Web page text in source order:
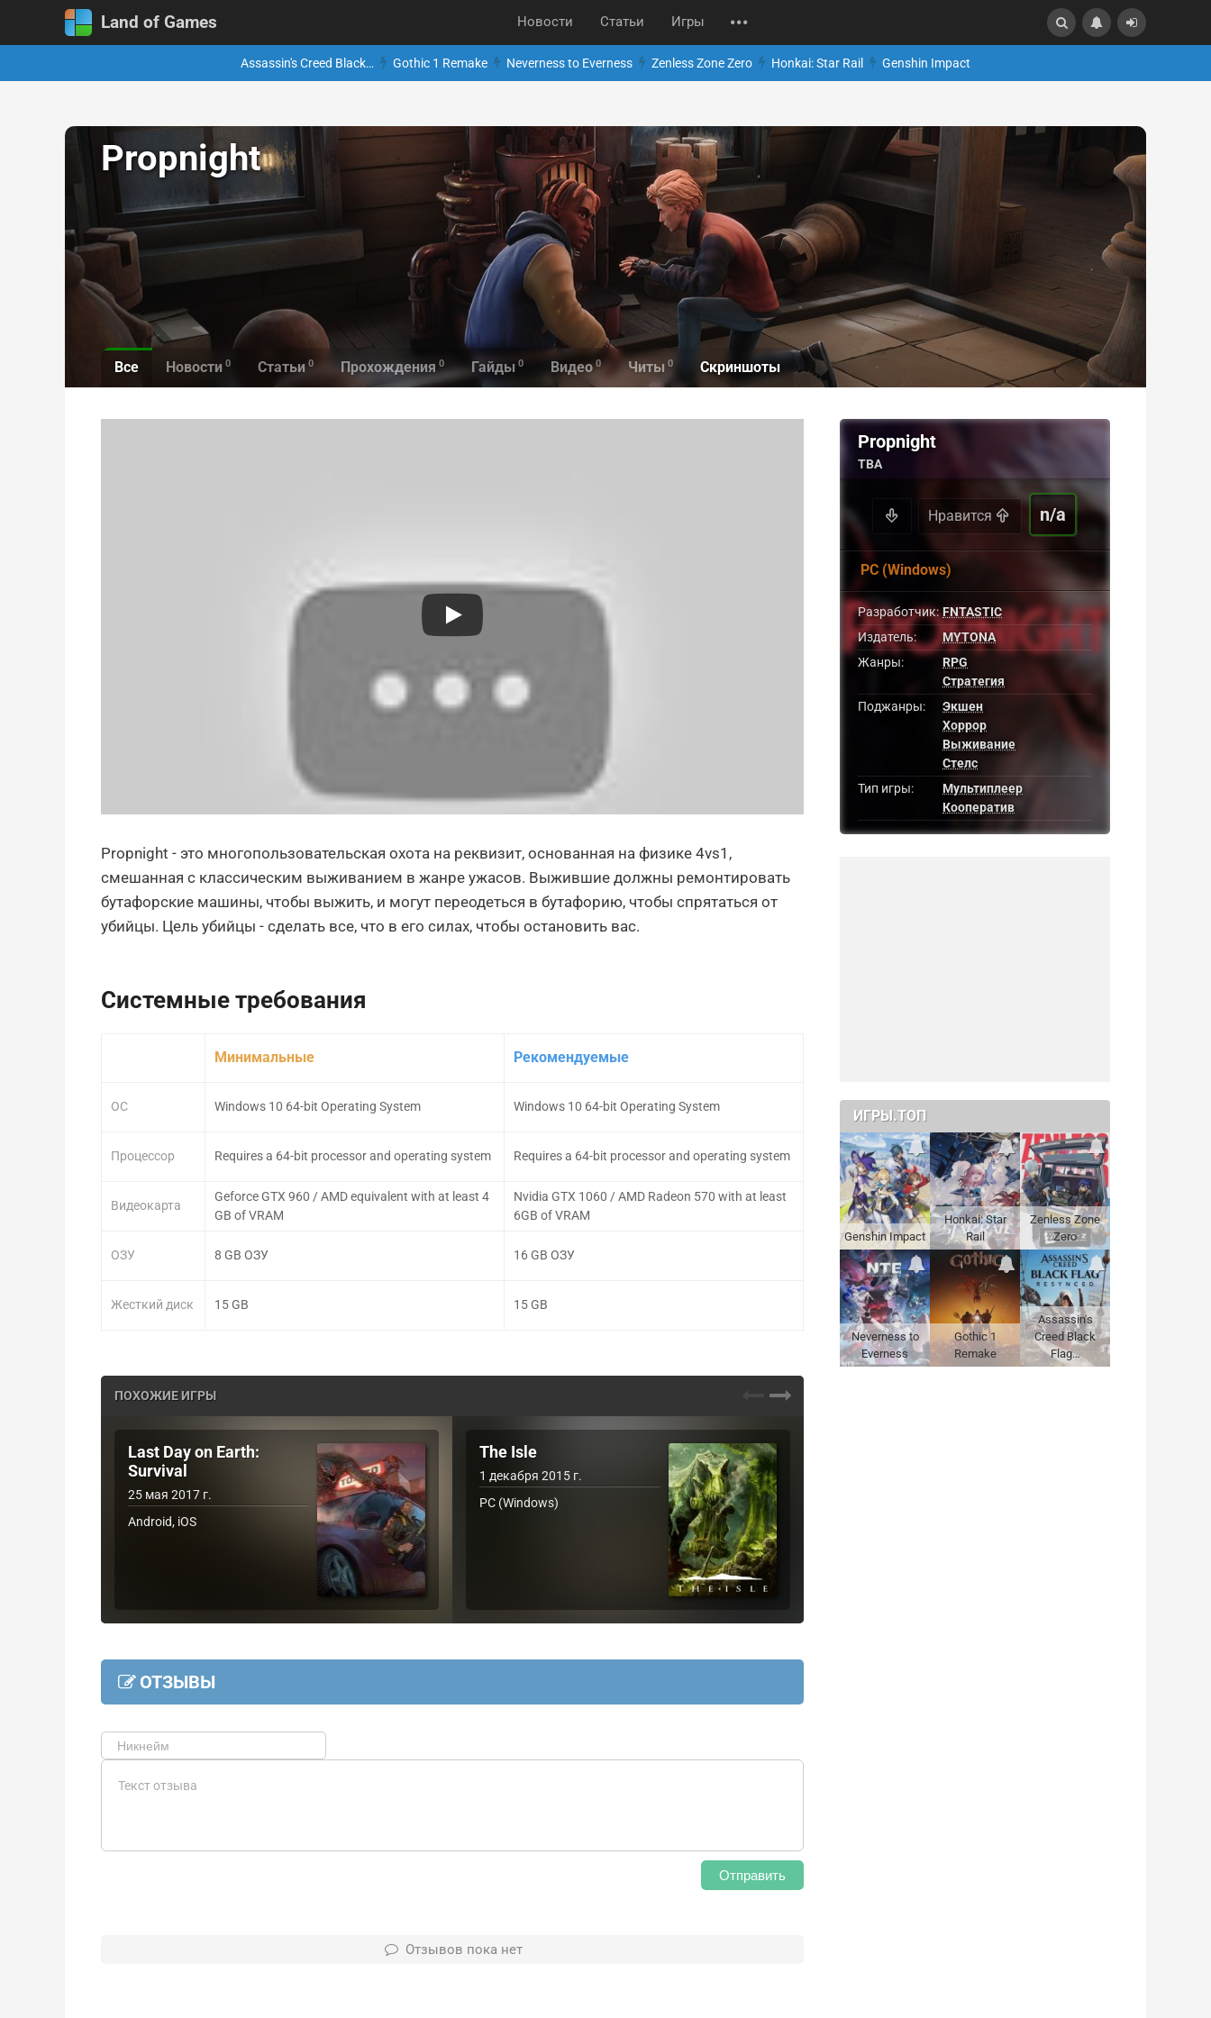
Land of Games Новости Статьи Игры
Assassin's Creed Black… Gothic 1 Remake Neverness to Everness Zenless Zone Zero Honkai: Star Rail Genshin Impact
Propnight
Все Новости 0 Статьи 0 Прохождения 0 Гайды 0 Видео 0 Читы 0 Скриншоты
Propnight - это многопользовательская охота на реквизит, основанная на физике 4vs1,
смешанная с классическим выживанием в жанре ужасов. Выжившие должны ремонтировать
бутафорские машины, чтобы выжить, и могут переодеться в бутафорию, чтобы спрятаться от
убийцы. Цель убийцы - сделать все, что в его силах, чтобы остановить вас.
Системные требования
ОС
Процессор
Видеокарта
ОЗУ
Жесткий диск
Минимальные
Windows 10 64-bit Operating System
Requires a 64-bit processor and operating system
Geforce GTX 960 / AMD equivalent with at least 4
GB of VRAM
8 GB ОЗУ
15 GB
Рекомендуемые
Windows 10 64-bit Operating System
Requires a 64-bit processor and operating system
Nvidia GTX 1060 / AMD Radeon 570 with at least
6GB of VRAM
16 GB ОЗУ
15 GB
ПОХОЖИЕ ИГРЫ
Last Day on Earth:
Survival
25 мая 2017 г.
Android, iOS
The Isle
1 декабря 2015 г.
PC (Windows)
ОТЗЫВЫ
Отправить
Отзывов пока нет
Propnight
TBA
Нравится n/a
PC (Windows)
Разработчик: FNTASTIC
Издатель:
MYTONA
Жанры:
RPG
Стратегия
Поджанры:
Экшен
Хоррор
Выживание
Стелс
Тип игры:
Мультиплеер
Кооператив
ИГРЫ.ТОП
Genshin Impact
Honkai: Star
Rail
Zenless Zone
Zero
Neverness to
Everness
Gothic 1
Remake
Assassin's
Creed Black
Flag…